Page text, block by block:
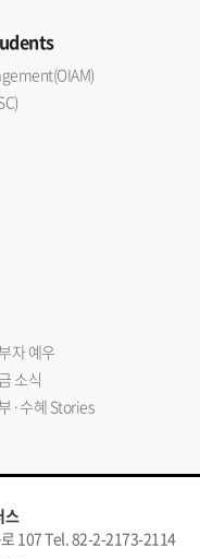
자 예우
소식
·수혜 Stories
스
107 Tel. 82-2-2173-2114